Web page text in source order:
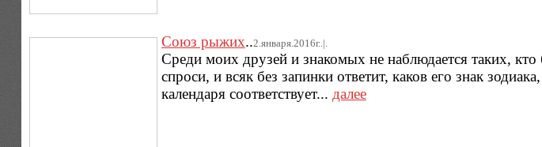
Союз рыжих..2.января.2016г..|.
Среди моих друзей и знакомых не наблюдается таких,
спроси, и всяк без запинки ответит, каков его знак
календаря соответствует... далее